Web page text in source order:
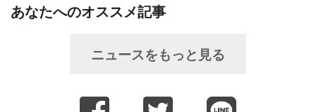
あなたへのオススメ記事
ニュースをもっと見る